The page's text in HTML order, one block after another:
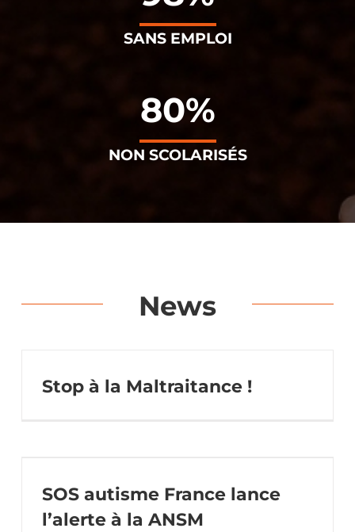
SANS EMPLOI
80%
NON SCOLARISÉS
News
Stop à la Maltraitance !
SOS autisme France lance
l’alerte à la ANSM